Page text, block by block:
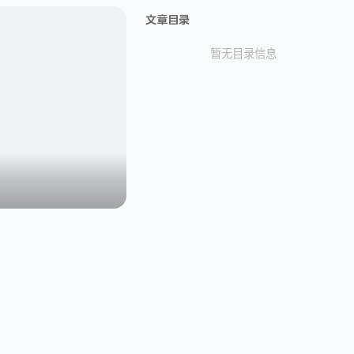
文章目录
暂无目录信息